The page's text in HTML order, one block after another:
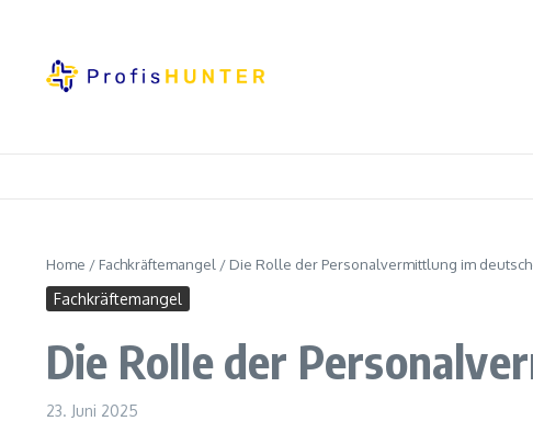
Home / Fachkräftemangel / Die Rolle der Personalvermittlung im
Fachkräftemangel
Die Rolle der
23. Juni 2025